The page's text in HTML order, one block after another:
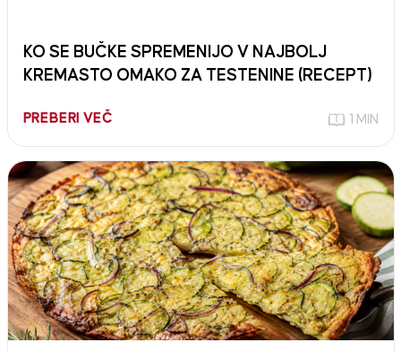
KO SE BUČKE SPREMENIJO V NAJBOLJ
KREMASTO OMAKO ZA TESTENINE (RECEPT)
PREBERI VEČ 1 MIN